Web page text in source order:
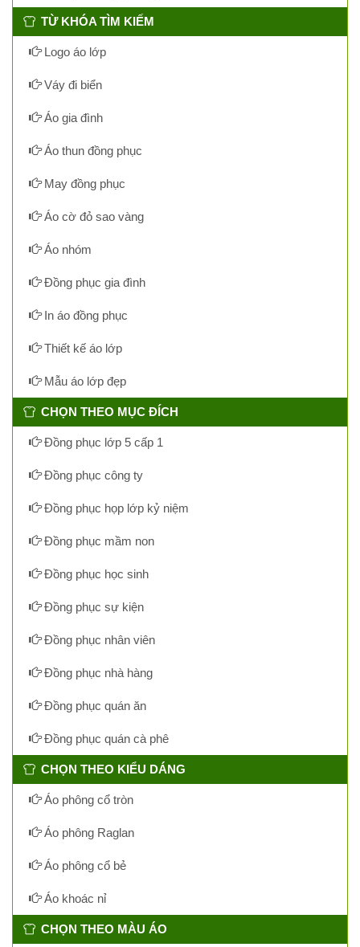
TỪ KHÓA TÌM KIẾM
Logo áo lớp
Váy đi biển
Áo gia đình
Áo thun đồng phục
May đồng phục
Áo cờ đỏ sao vàng
Áo nhóm
Đồng phục gia đình
In áo đồng phục
Thiết kế áo lớp
Mẫu áo lớp đẹp
CHỌN THEO MỤC ĐÍCH
Đồng phục lớp 5 cấp 1
Đồng phục công ty
Đồng phục họp lớp kỷ niệm
Đồng phục mầm non
Đồng phục học sinh
Đồng phục sự kiện
Đồng phục nhân viên
Đồng phục nhà hàng
Đồng phục quán ăn
Đồng phục quán cà phê
CHỌN THEO KIỂU DÁNG
Áo phông cổ tròn
Áo phông Raglan
Áo phông cổ bẻ
Áo khoác nỉ
CHỌN THEO MÀU ÁO